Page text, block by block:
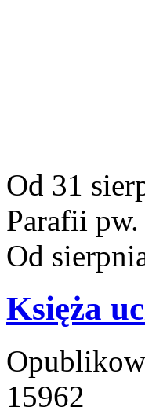
Od 31
Parafii
Od
Księża
15962